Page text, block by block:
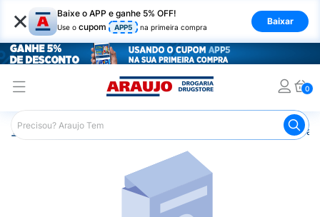
× Baixe o APP e ganhe 5% OFF!
Use o cupom APP5 na primeira compra
Baixar
0
Araujo Medicamentos